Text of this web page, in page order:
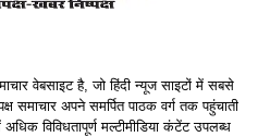
वेबसाइट है, जो हिंदी न्यूज साइटों में सबसे
समाचार अपने समर्पित पाठक वर्ग तक पहुंचाती
विविधतापूर्ण मल्टीमीडिया कंटेंट उपलब्ध